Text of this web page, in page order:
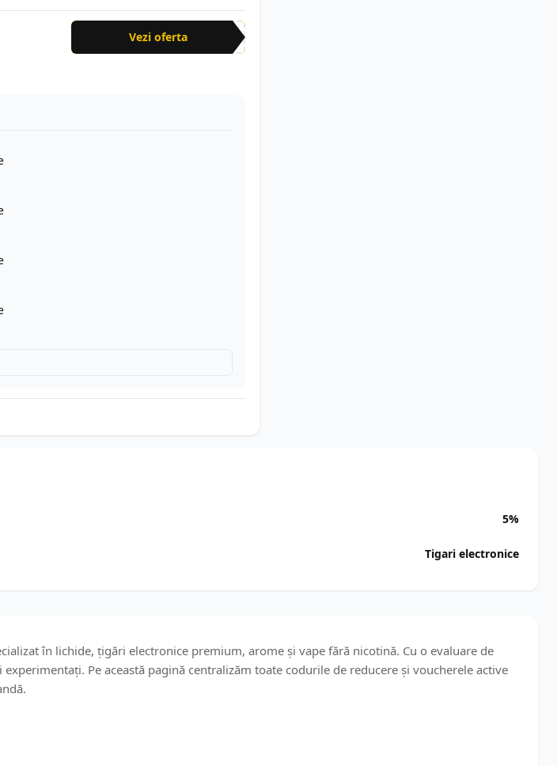
Vezi oferta
5%
Tigari electronice
în lichide, țigări electronice premium, arome și vape fără nicotină. Cu o evaluare de
Pe această pagină centralizăm toate codurile de reducere și voucherele active